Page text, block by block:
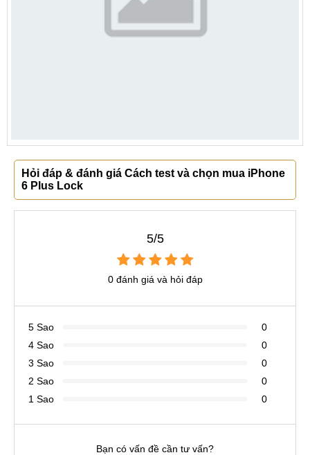
Hỏi đáp & đánh giá Cách test và chọn mua iPhone
6 Plus Lock
5/5
0 đánh giá và hỏi đáp
5 Sao
0
4 Sao
0
3 Sao
0
2 Sao
0
1 Sao
0
Bạn có vấn đề cần tư vấn?